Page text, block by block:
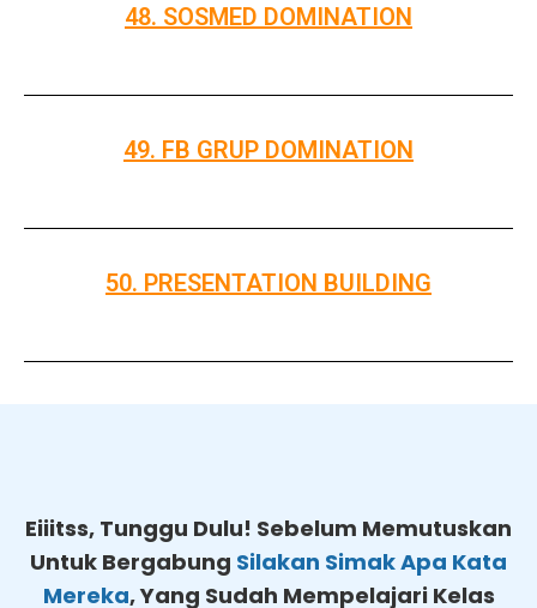
48. SOSMED DOMINATION
49. FB GRUP DOMINATION
50. PRESENTATION BUILDING
Eiiitss, Tunggu Dulu! Sebelum Memutuskan
Untuk Bergabung Silakan Simak Apa Kata
Mereka, Yang Sudah Mempelajari Kelas